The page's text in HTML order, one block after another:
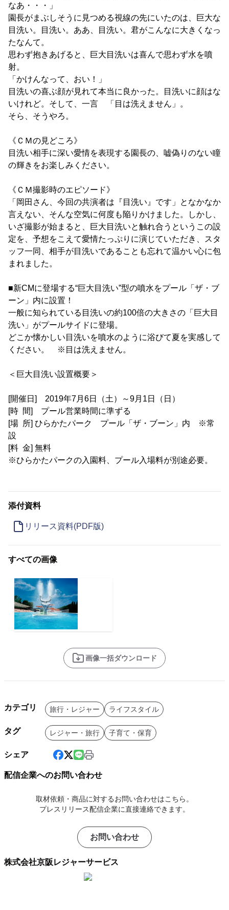
なあ・・・」
園長がまぶしそうに見つめる視線の先にいたのは、巨大な
目洗い。目洗い。ああ、目洗い。君がこんなに大きくなっ
たなんて。
思わず抱きあげると、巨大目洗いは喜んで思わず水を噴
射。
「かけんなって、おい！」
目洗いの喜ぶ顔が見れて本当に良かった。目洗いに顔はな
いけれど。そして、一言 「目は洗えません」。
そら、そうやろ。
《ＣＭの見どころ》
目洗い相手に深い愛情を表現する園長の、嘘偽りのない瞳
の輝きをお楽しみください。
《ＣＭ撮影時のエピソード》
「岡田さん、今回の共演者は『目洗い』です」となかなか
言えない、そんな空気に何度も陥りかけました。しかし、
いざ撮影が始まると、巨大目洗いと触れ合うというこの設
定を、予想をこえて愛情たっぷりに演じていただき、スタ
ッフ一同、相手が目洗いであることも忘れて温かい心に包
まれました。
■新CMに登場する“巨大目洗い”型の噴水をプール「ザ・ブ
ーン」内に設置！
一般に知られている目洗いの約100倍の大きさの「巨大目
洗い」がプールサイドに登場。
どこか懐かしい目洗いを噴水のように浴びて夏を実感して
ください。 ※目は洗えません。
＜巨大目洗い設置概要＞
[開催日] 2019年7月6日（土）～9月1日（日）
[時 間] プール営業時間に準ずる
[場 所] ひらかたパーク プール「ザ・ブーン」内 ※常
設
[料 金] 無料
※ひらかたパークの入園料、プール入場料が別途必要。
添付資料
リリース資料(PDF版)
すべての画像
画像一括ダウンロード
カテゴリ 旅行・レジャー ライフスタイル
タグ レジャー・旅行 子育て・保育
シェア
配信企業へのお問い合わせ
取材依頼・商品に対するお問い合わせはこちら。
プレスリリース配信企業に直接連絡できます。
お問い合わせ
株式会社京阪レジャーサービス